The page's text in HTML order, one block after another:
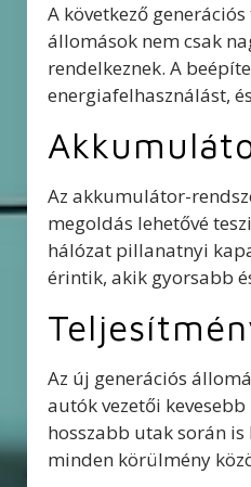
A következő
állomások nem csak
rendelkeznek. A
energiafelhasználást,
Az akkumulátor-
megoldás lehetővé
hálózat pillanatnyi
érintik, akik gyorsabb
Az új generációs
autók vezetői
hosszabb utak során
minden körülmény